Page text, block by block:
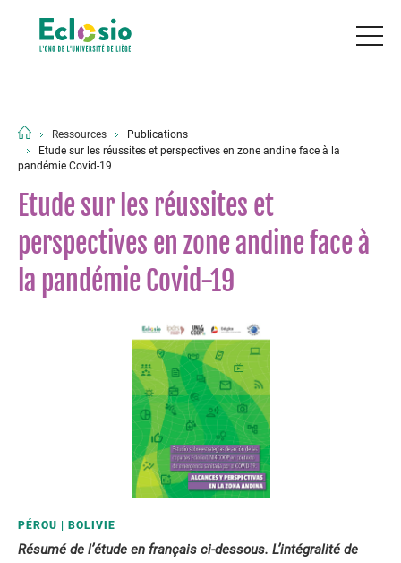
Ressources
Publications
Etude sur les réussites et perspectives en zone andine face à la
pandémie Covid-19
Etude sur les réussites et
perspectives en zone andine face à
la pandémie Covid-19
PÉROU BOLIVIE
Résumé de l’étude en français ci-dessous. L’intégralité de